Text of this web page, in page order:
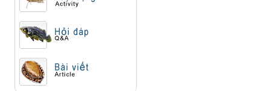
Action
Question & Answer